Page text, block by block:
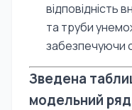
відповідність
та труби
забезпечуючи
Зведена
модельний ряд